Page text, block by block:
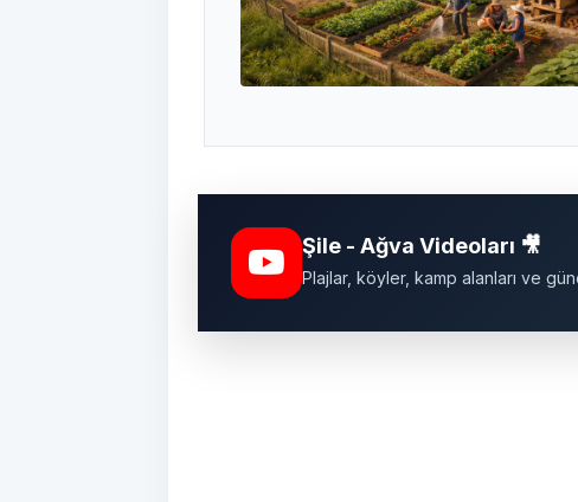
Şile - Ağva Videoları 🎥
Plajlar, köyler, kamp alanları ve